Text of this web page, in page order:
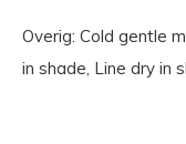
Overig: Cold gentle
in shade, Line dry in